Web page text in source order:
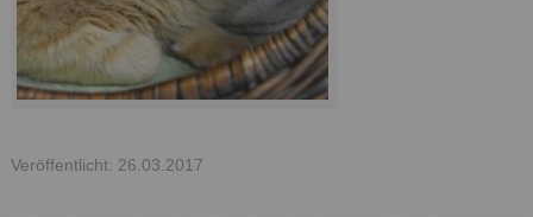
Veröffentlicht: 26.03.2017